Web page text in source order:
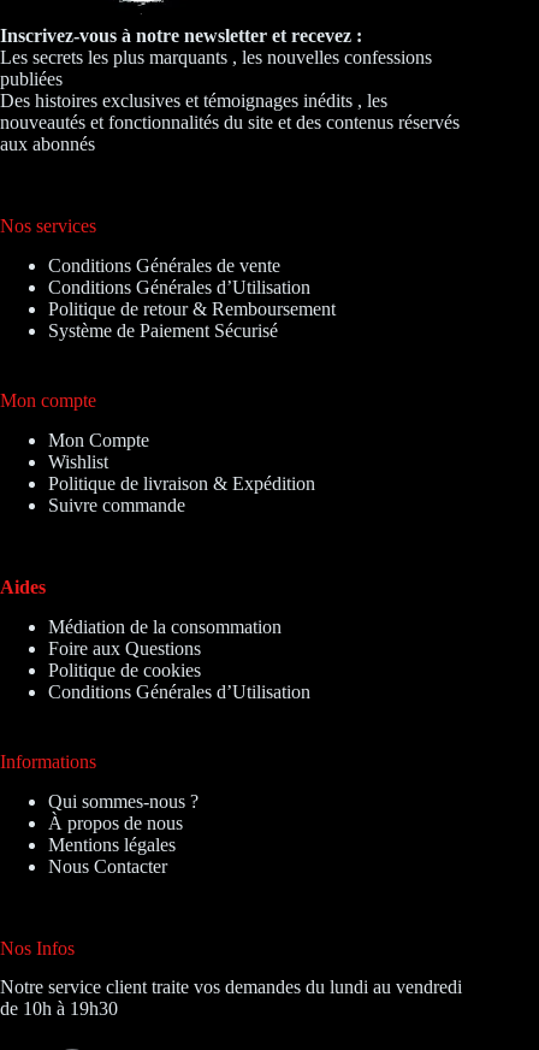
Inscrivez-vous à notre newsletter et recevez :
Les secrets les plus marquants , les nouvelles confessions
publiées
Des histoires exclusives et témoignages inédits , les
nouveautés et fonctionnalités du site et des contenus réservés
aux abonnés
Nos services
Conditions Générales de vente
Conditions Générales d’Utilisation
Politique de retour & Remboursement
Système de Paiement Sécurisé
Mon compte
Mon Compte
Wishlist
Politique de livraison & Expédition
Suivre commande
Aides
Médiation de la consommation
Foire aux Questions
Politique de cookies
Conditions Générales d’Utilisation
Informations
Qui sommes-nous ?
À propos de nous
Mentions légales
Nous Contacter
Nos Infos
Notre service client traite vos demandes du lundi au vendredi
de 10h à 19h30